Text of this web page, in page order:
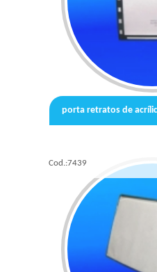
porta retratos de
Cod.:7439